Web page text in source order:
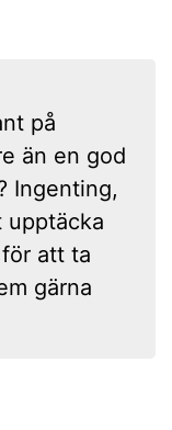
på
än en god
Ingenting,
upptäcka
att ta
gärna